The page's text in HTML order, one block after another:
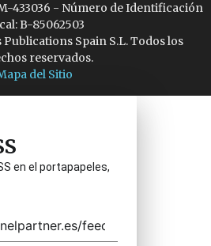
433036 - Número de Identificación
B-85062503
Spain S.L. Todos los
reservados.
del Sitio
en el portapapeles,